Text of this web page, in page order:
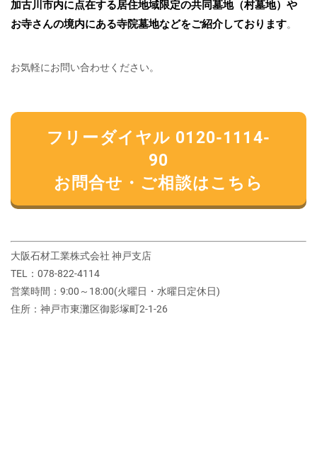
加古川市内に点在する居住地域限定の共同墓地（村墓地）や
お寺さんの境内にある寺院墓地などをご紹介しております。
お気軽にお問い合わせください。
フリーダイヤル 0120-1114-
90
お問合せ・ご相談はこちら
大阪石材工業株式会社 神戸支店
TEL：078-822-4114
営業時間：9:00～18:00(火曜日・水曜日定休日)
住所：神戸市東灘区御影塚町2‐1‐26